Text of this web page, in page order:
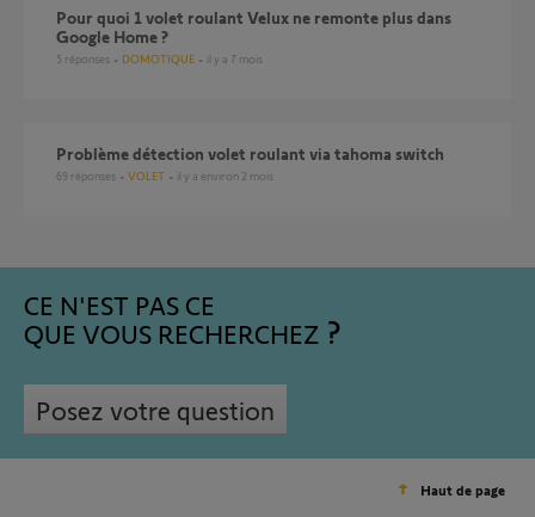
Pour quoi 1 volet roulant Velux ne remonte plus dans
Google Home ?
5 réponses DOMOTIQUE il y a 7 mois
Problème détection volet roulant via tahoma switch
69 réponses VOLET il y a environ 2 mois
CE N'EST PAS CE
QUE VOUS RECHERCHEZ
Posez votre question
Haut de page